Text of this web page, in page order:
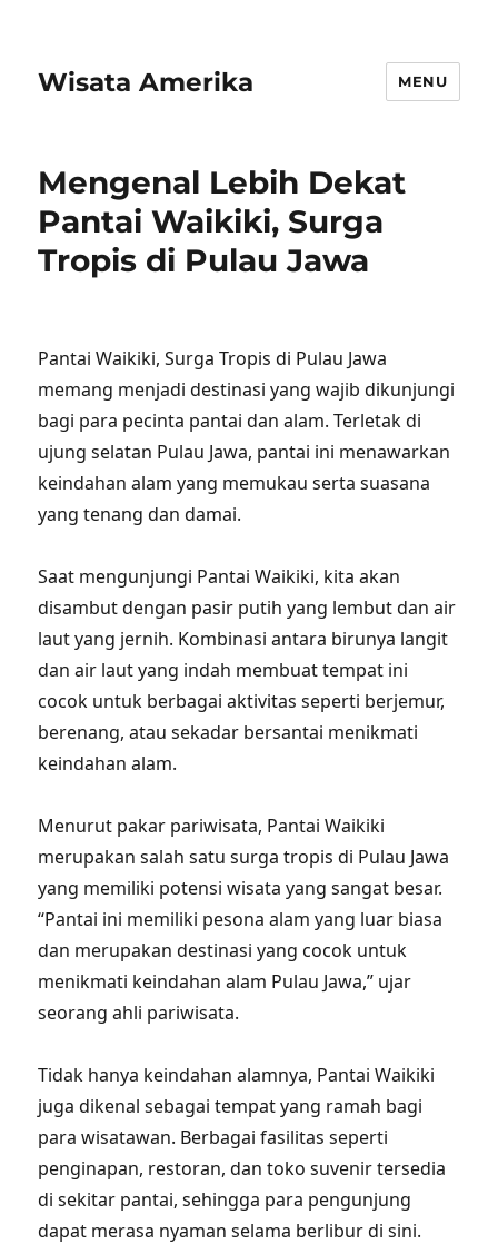
Wisata Amerika MENU
Mengenal Lebih Dekat
Pantai Waikiki, Surga
Tropis di Pulau Jawa
Pantai Waikiki, Surga Tropis di Pulau Jawa
memang menjadi destinasi yang wajib dikunjungi
bagi para pecinta pantai dan alam. Terletak di
ujung selatan Pulau Jawa, pantai ini menawarkan
keindahan alam yang memukau serta suasana
yang tenang dan damai.
Saat mengunjungi Pantai Waikiki, kita akan
disambut dengan pasir putih yang lembut dan air
laut yang jernih. Kombinasi antara birunya langit
dan air laut yang indah membuat tempat ini
cocok untuk berbagai aktivitas seperti berjemur,
berenang, atau sekadar bersantai menikmati
keindahan alam.
Menurut pakar pariwisata, Pantai Waikiki
merupakan salah satu surga tropis di Pulau Jawa
yang memiliki potensi wisata yang sangat besar.
“Pantai ini memiliki pesona alam yang luar biasa
dan merupakan destinasi yang cocok untuk
menikmati keindahan alam Pulau Jawa,” ujar
seorang ahli pariwisata.
Tidak hanya keindahan alamnya, Pantai Waikiki
juga dikenal sebagai tempat yang ramah bagi
para wisatawan. Berbagai fasilitas seperti
penginapan, restoran, dan toko suvenir tersedia
di sekitar pantai, sehingga para pengunjung
dapat merasa nyaman selama berlibur di sini.